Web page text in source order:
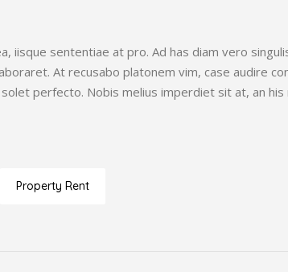
iisque sententiae at pro. Ad has diam vero
At recusabo platonem vim, case audire
perfecto. Nobis melius imperdiet sit at, an his
Property Rent